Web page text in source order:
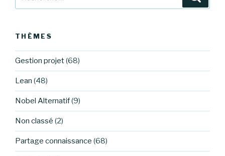
THÈMES
Gestion projet(68)
Lean (48)
Nobel Alternatif(9)
Non classé (2)
Partage connaissance (68)